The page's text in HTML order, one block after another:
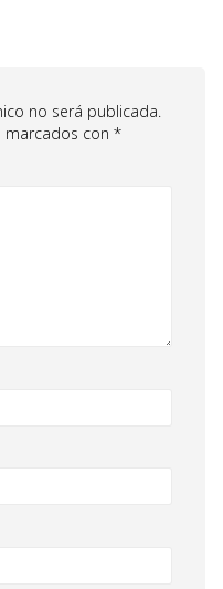
no será publicada.
con *